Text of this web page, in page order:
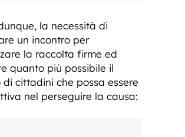
la necessità di
un incontro per
la raccolta firme ed
quanto più possibile il
di cittadini che possa essere
nel perseguire la causa: